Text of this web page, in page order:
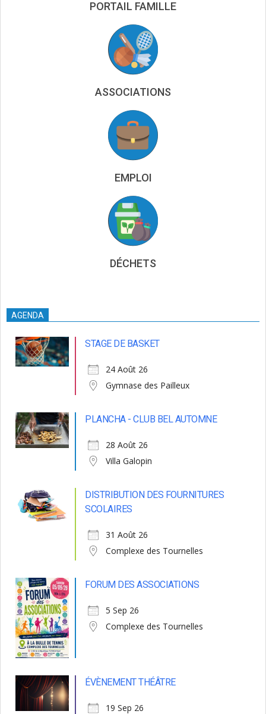
PORTAIL FAMILLE
ASSOCIATIONS
EMPLOI
DÉCHETS
AGENDA
STAGE DE BASKET
24 Août 26
Gymnase des Pailleux
PLANCHA - CLUB BEL AUTOMNE
28 Août 26
Villa Galopin
DISTRIBUTION DES FOURNITURES
SCOLAIRES
31 Août 26
Complexe des Tournelles
FORUM DES ASSOCIATIONS
5 Sep 26
Complexe des Tournelles
ÉVÈNEMENT THÉÂTRE
19 Sep 26